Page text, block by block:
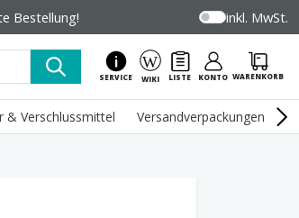
Bestellung! inkl. MwSt.
SERVICE WIKI LISTE KONTO WARENKORB
& Verschlussmittel Versandverpackungen